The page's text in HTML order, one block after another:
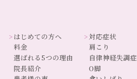
はじめての方へ
料金
選ばれる5つの理由
院長紹介
対応症状
肩こり
自律神経失調症
O脚